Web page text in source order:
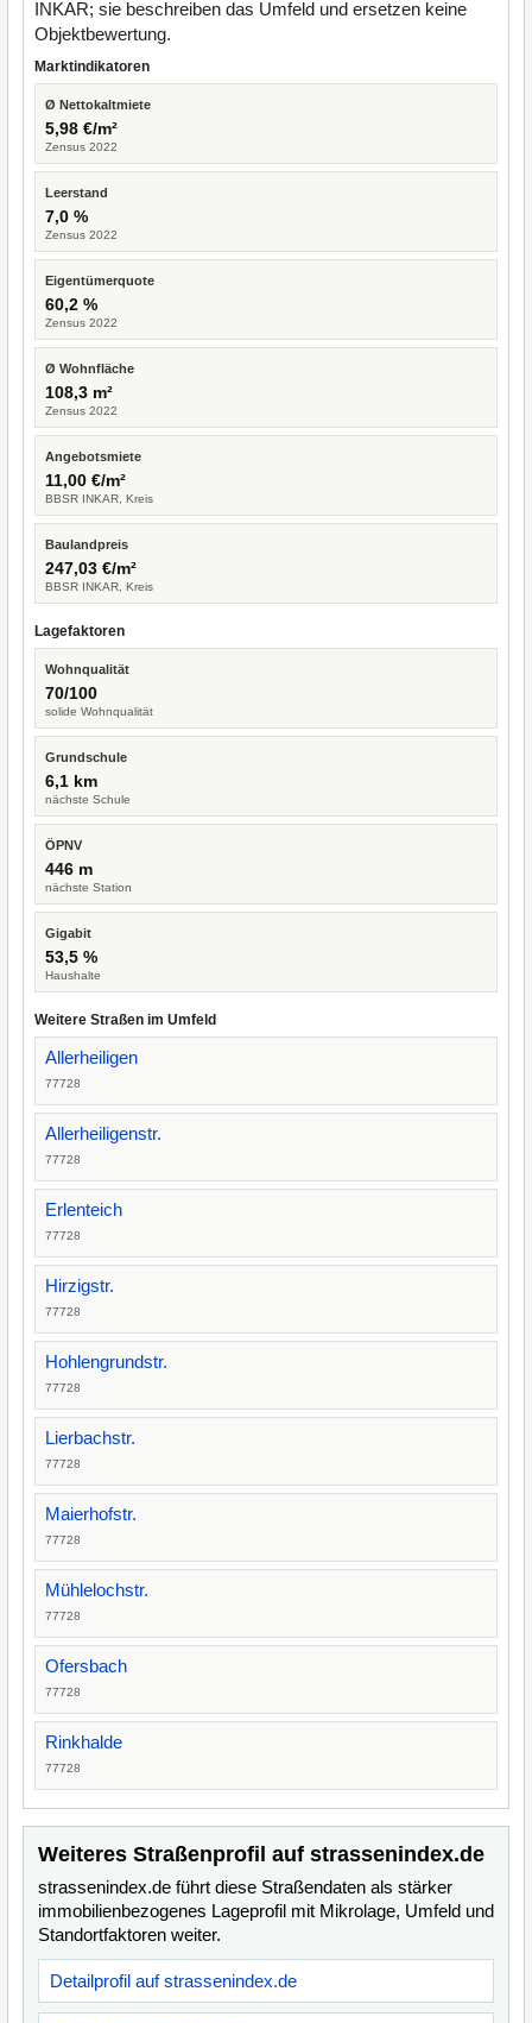
INKAR; sie beschreiben das Umfeld und ersetzen keine
Objektbewertung.
Marktindikatoren
Ø Nettokaltmiete
5,98 €/m²
Zensus 2022
Leerstand
7,0 %
Zensus 2022
Eigentümerquote
60,2 %
Zensus 2022
Ø Wohnfläche
108,3 m²
Zensus 2022
Angebotsmiete
11,00 €/m²
BBSR INKAR, Kreis
Baulandpreis
247,03 €/m²
BBSR INKAR, Kreis
Lagefaktoren
Wohnqualität
70/100
solide Wohnqualität
Grundschule
6,1 km
nächste Schule
ÖPNV
446 m
nächste Station
Gigabit
53,5 %
Haushalte
Weitere Straßen im Umfeld
Allerheiligen
77728
Allerheiligenstr.
77728
Erlenteich
77728
Hirzigstr.
77728
Hohlengrundstr.
77728
Lierbachstr.
77728
Maierhofstr.
77728
Mühlelochstr.
77728
Ofersbach
77728
Rinkhalde
77728
Weiteres Straßenprofil auf strassenindex.de
strassenindex.de führt diese Straßendaten als stärker
immobilienbezogenes Lageprofil mit Mikrolage, Umfeld und
Standortfaktoren weiter.
Detailprofil auf strassenindex.de